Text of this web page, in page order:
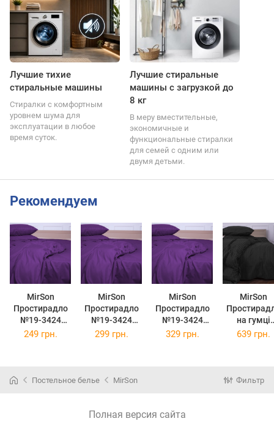
Лучшие тихие
стиральные машины
Стиралки с комфортным
уровнем шума для
эксплуатации в любое
время суток.
Лучшие стиральные
машины с загрузкой до
8 кг
В меру вместительные,
экономичные и
функциональные стиралки
для семей с одним или
двумя детьми.
Рекомендуем
MirSon
Простирадло
№19-3424
Sunset Purple
MirSon
Простирадло
№19-3424
Sunset Purple
MirSon
Простирадло
№19-3424
Sunset Purple
MirSon
на гумці
Ranforce
249 грн. 299 грн. 329 грн. 639 грн.
Постельное белье MirSon Фильтр
Полная версия сайта